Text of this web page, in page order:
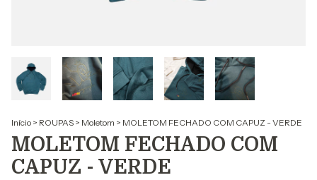
Início > ROUPAS > Moletom > MOLETOM FECHADO COM CAPUZ - VERDE
MOLETOM FECHADO COM
CAPUZ - VERDE